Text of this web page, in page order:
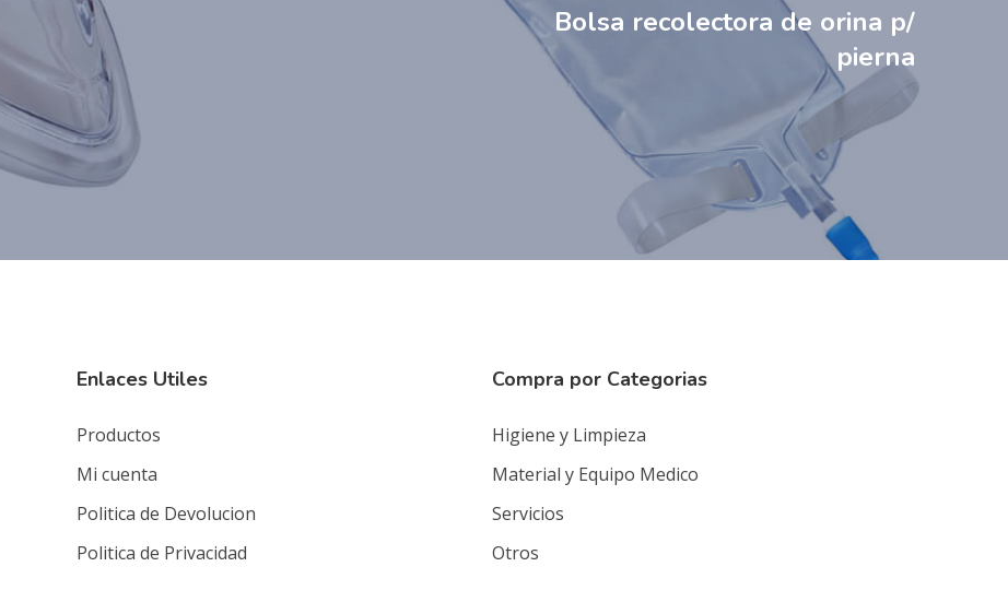
Bolsa recolectora de orina p/
pierna
Enlaces Utiles
Productos
Mi cuenta
Politica de Devolucion
Politica de Privacidad
Compra por Categorias
Higiene y Limpieza
Material y Equipo Medico
Servicios
Otros